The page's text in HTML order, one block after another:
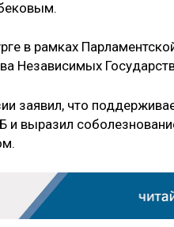
в рамках
Независимых
заявил, что
выразил